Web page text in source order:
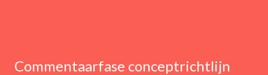
Commentaarfase conceptrichtlijn